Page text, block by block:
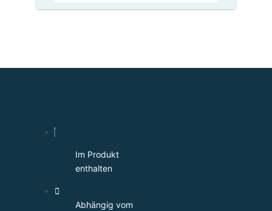
Im Produkt
enthalten
Abhängig vom